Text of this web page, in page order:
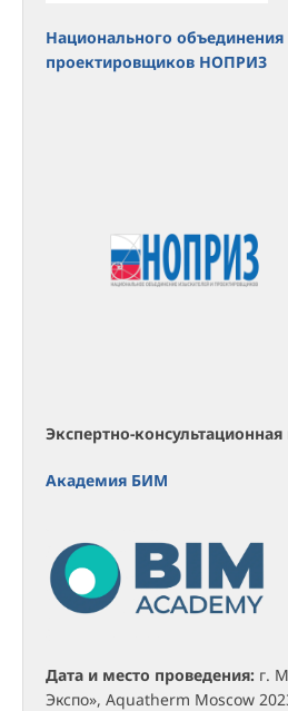
Национального объединения
проектировщиков НОПРИЗ
Экспертно-
Академия БИМ
Дата и место проведения: г.
Экспо», Aquatherm Moscow